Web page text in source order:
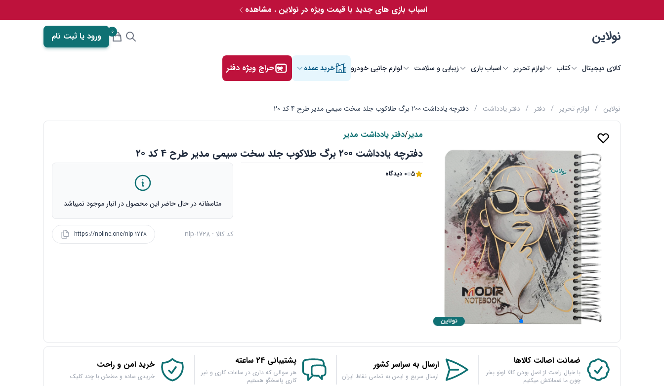
اسباب بازی های جدید با قیمت ویژه در نولاین . مشاهده
نولاین
کالای دیجیتال کتاب لوازم تحریر اسباب بازی زیبایی و سلامت لوازم جانبی خودرو خرید عمده حراج ویژه دفتر
0 ورود یا ثبت نام
نولاین / لوازم تحریر / دفتر / دفتر یادداشت / دفترچه یادداشت 200 برگ طلاکوب جلد سخت سیمی مدیر طرح 4 کد 20
مدیر/دفتر یادداشت مدیر
دفترچه یادداشت 200 برگ طلاکوب جلد سخت سیمی مدیر طرح 4 کد 20
5 0 دیدگاه
متاسفانه در حال حاضر این محصول در انبار موجود نمیباشد
کد کالا : nlp-1728 https://noline.one/nlp-1728
ضمانت اصالت کالاها
با خیال راحت از اصل بودن کالا اونو بخر
چون ما ضمانتش میکنیم
ارسال به سراسر کشور
ارسال سریع و ایمن به تمامی نقاط ایران
پشتیبانی 24 ساعته
هر سوالی که داری در ساعات کاری و غیر
کاری پاسخگو هستیم
خرید امن و راحت
خریدی ساده و مطمئن با چند کلیک